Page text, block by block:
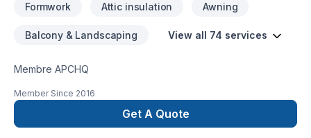
Formwork Attic insulation Awning
Balcony & Landscaping View all 74 services
Membre APCHQ
Member Since 2016
Get A Quote